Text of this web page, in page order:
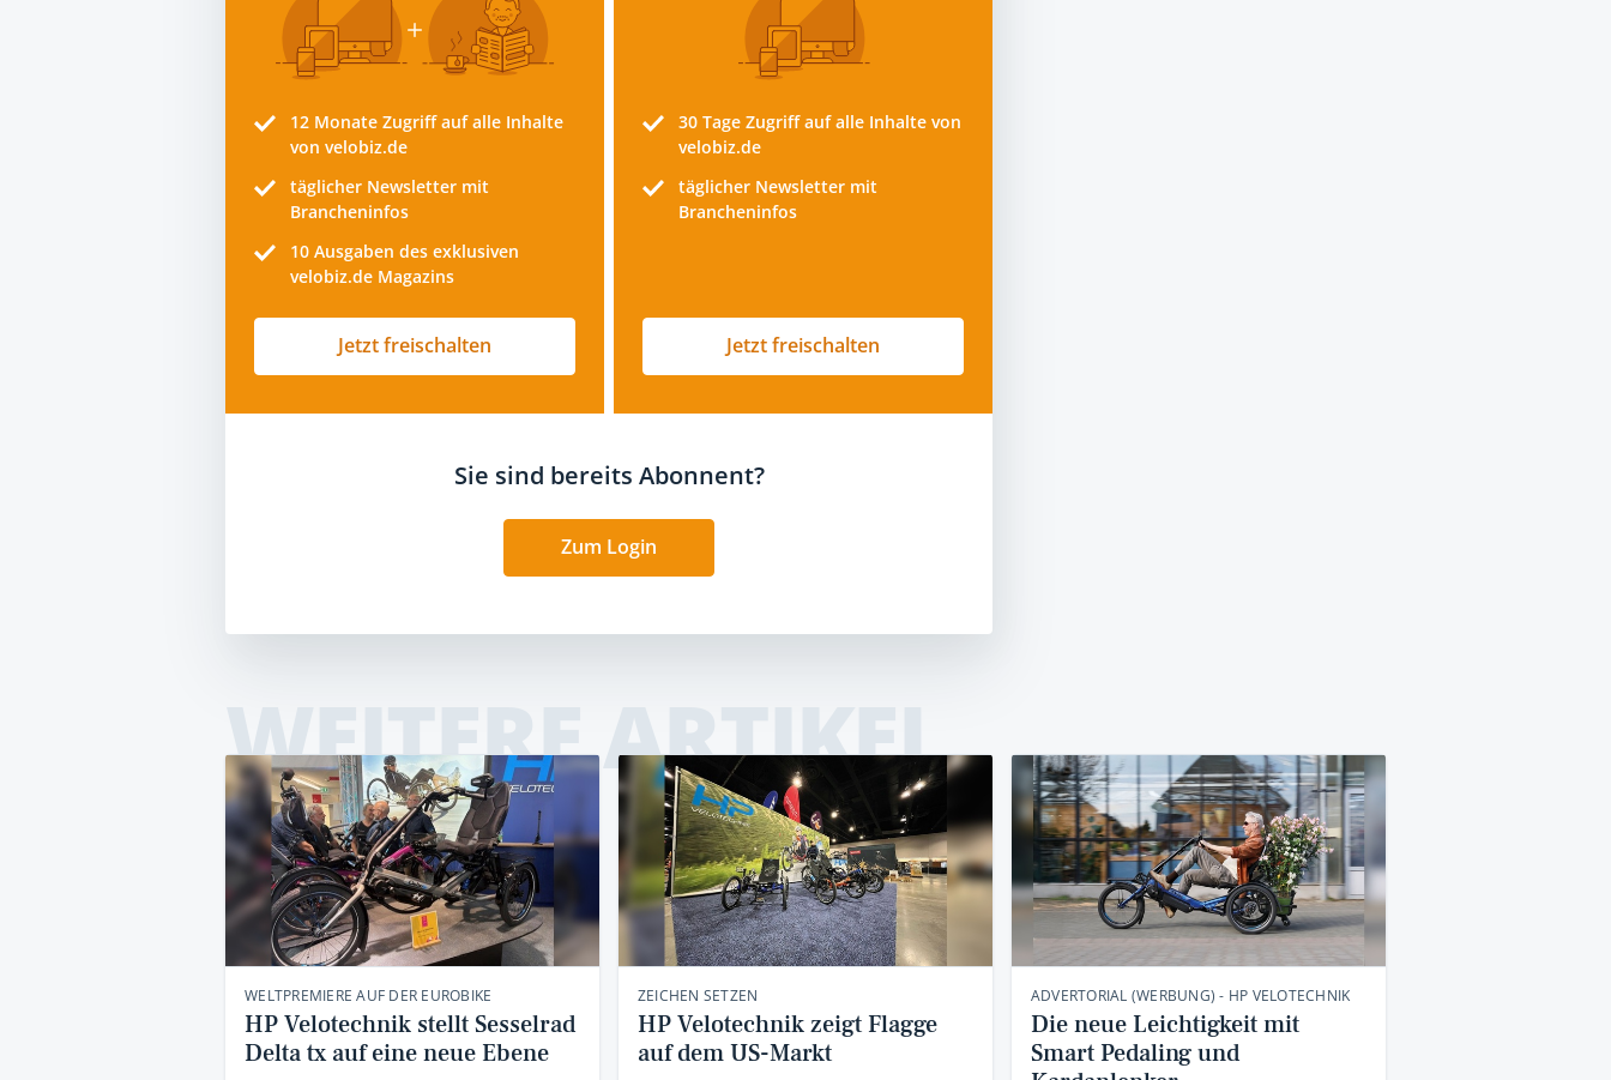
12 Monate Zugriff auf alle Inhalte
von velobiz.de
täglicher Newsletter mit
Brancheninfos
10 Ausgaben des exklusiven
velobiz.de Magazins
Jetzt freischalten
30 Tage Zugriff auf alle Inhalte von
velobiz.de
täglicher Newsletter mit
Brancheninfos
Jetzt freischalten
Sie sind bereits Abonnent?
Zum Login
WEITERE ARTIKEL
WELTPREMIERE AUF DER EUROBIKE
HP Velotechnik stellt Sesselrad
Delta tx auf eine neue Ebene
ZEICHEN SETZEN
HP Velotechnik zeigt Flagge
auf dem US-Markt
ADVERTORIAL (WERBUNG) - HP VELOTECHNIK
Die neue Leichtigkeit mit
Smart Pedaling und